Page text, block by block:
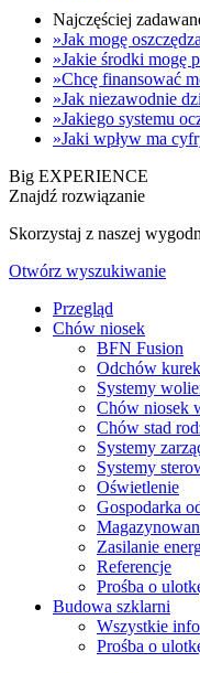
Najczęściej
»Jak mogę
»Jakie środki mogę
»Chcę finansować
»Jak niezawodnie
»Jakiego systemu
»Jaki wpływ ma
Big EXPERIENCE
Znajdź rozwiązanie
Skorzystaj z naszej
Otwórz wyszukiwanie
Przegląd
Chów niosek
BFN Fusion
Odchów kurek
Systemy
Chów niosek
Chów stad
Systemy
Systemy
Oświetlenie
Gospodarka
Zasilanie
Referencje
Prośba o
Budowa szklarni
Wszystkie
Prośba o